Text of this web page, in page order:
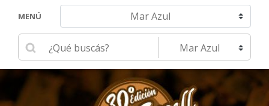
MENÚ Navegar hacia otra localidad
Ingrese su búsqueda Seleccione una localidad